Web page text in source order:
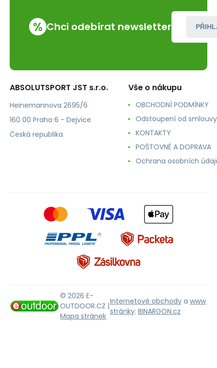
% Chci odebírat newsletter
ABSOLUTSPORT JST s.r.o.
Heinemannova 2695/6
160 00 Praha 6 - Dejvice
Česká republika
Vše o nákupu
OBCHODNÍ PODMÍNKY
Odstoupení od smlouvy
KONTAKTY
POŠTOVNÉ A DOPRAVA
Ochrana osobních
© 2026 E-
OUTDOOR.CZ |
Mapa stránek
Internetové obchody a www
stránky: BINARGON.cz